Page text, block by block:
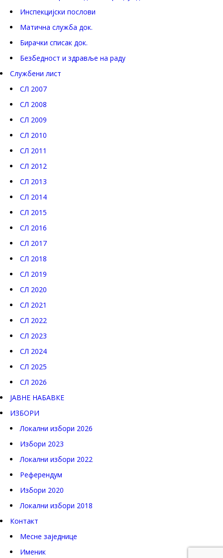
Инспекцијски послови
Матична служба док.
Бирачки списак док.
Безбедност и здравље на раду
Службени лист
СЛ 2007
СЛ 2008
СЛ 2009
СЛ 2010
СЛ 2011
СЛ 2012
СЛ 2013
СЛ 2014
СЛ 2015
СЛ 2016
СЛ 2017
СЛ 2018
СЛ 2019
СЛ 2020
СЛ 2021
СЛ 2022
СЛ 2023
СЛ 2024
СЛ 2025
СЛ 2026
ЈАВНЕ НАБАВКЕ
ИЗБОРИ
Локални избори 2026
Избори 2023
Локални избори 2022
Референдум
Избори 2020
Локални избори 2018
Контакт
Месне заједнице
Именик